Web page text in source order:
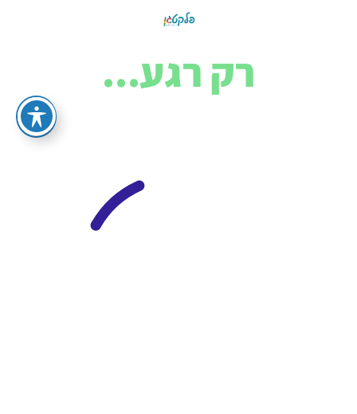
רק רגע...